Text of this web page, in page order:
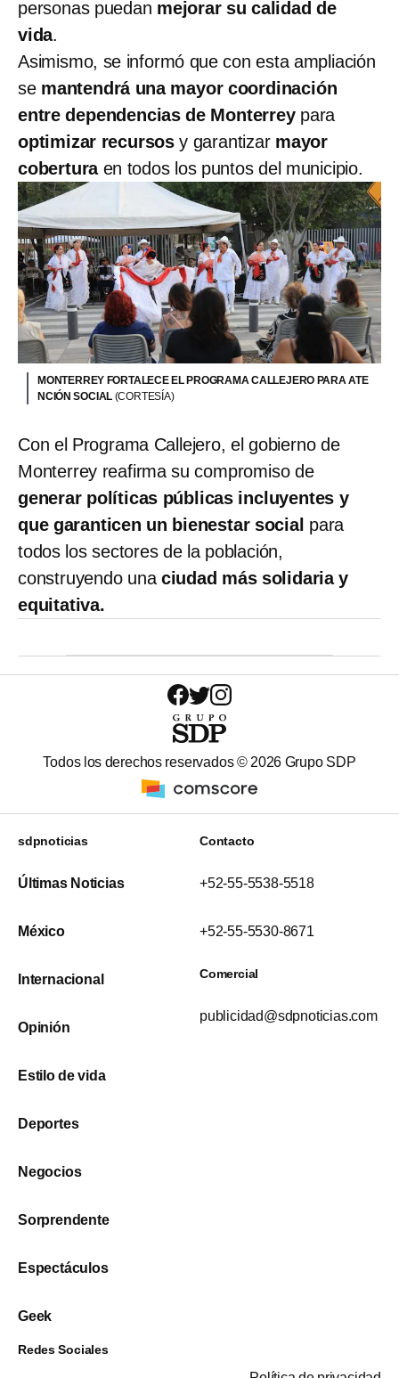
personas puedan mejorar su calidad de
vida.
Asimismo, se informó que con esta ampliación
se mantendrá una mayor coordinación
entre dependencias de Monterreypara
optimizar recursos y garantizar mayor
coberturaen todos los puntos del municipio.
MONTERREY FORTALECE EL PROGRAMA CALLEJERO PARA ATE
NCIÓN SOCIAL (CORTESÍA)
Con el Programa Callejero, el gobierno de
Monterrey reafirma su compromiso de
generar políticas públicas incluyentes y
que garanticen un bienestar social para
todos los sectores de la población,
construyendo una ciudad más solidaria y
equitativa.
Todos los derechos reservados ©2026 Grupo SDP
sdpnoticias
Últimas Noticias
México
Internacional
Opinión
Estilo de vida
Deportes
Negocios
Sorprendente
Espectáculos
Geek
Contacto
+52-55-5538-5518
+52-55-5530-8671
Comercial
publicidad@sdpnoticias.com
Redes Sociales